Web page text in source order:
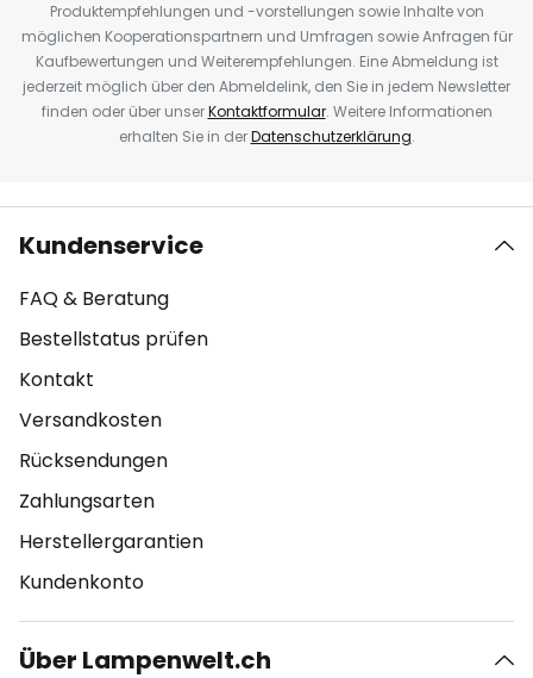
Produktempfehlungen und -vorstellungen sowie Inhalte von
möglichen Kooperationspartnern und Umfragen sowie Anfragen für
Kaufbewertungen und Weiterempfehlungen. Eine Abmeldung ist
jederzeit möglich über den Abmeldelink, den Sie in jedem Newsletter
finden oder über unserKontaktformular. Weitere Informationen
erhalten Sie in derDatenschutzerklärung.
Kundenservice
FAQ & Beratung
Bestellstatus prüfen
Kontakt
Versandkosten
Rücksendungen
Zahlungsarten
Herstellergarantien
Kundenkonto
Über Lampenwelt.ch